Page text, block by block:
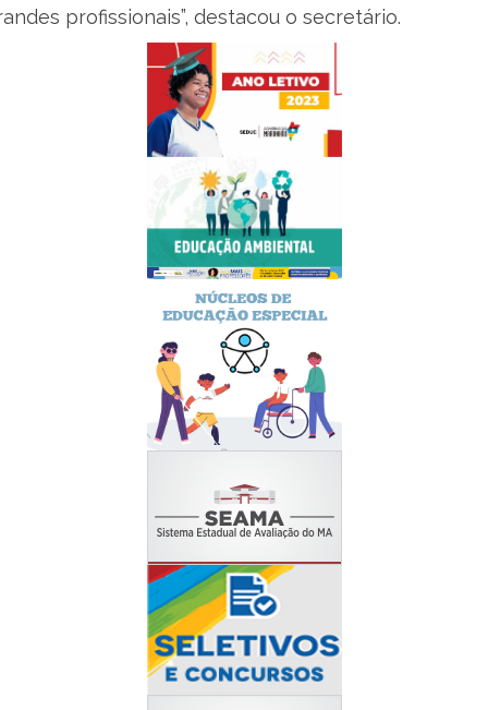
profissionais”, destacou o secretário.